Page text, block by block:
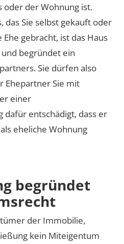
oder der Wohnung ist.
das Sie selbst gekauft oder
gebracht, ist das Haus
begründet ein
Sie dürfen also
Ehepartner Sie mit
einer
dafür entschädigt, dass er
eheliche Wohnung
begründet
der Immobilie,
kein Miteigentum